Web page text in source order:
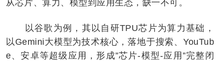
从芯片、算力、模型到应用生态，缺一不可。
以谷歌为例，其以自研TPU芯片为算力基础，
以Gemini大模型为技术核心，落地于搜索、YouTub
e、安卓等超级应用，形成”芯片-模型-应用”完整闭